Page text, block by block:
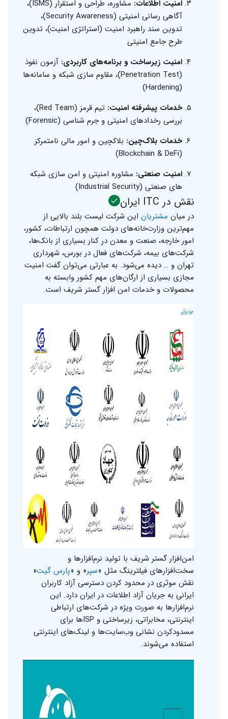
امنیت اطلاعات:
مشاوره، طراحی و استقرار (ISMS)،
آگاهی رسانی امنیتی (Security Awareness)،
تدوین سند راهبرد امنیت (استراتژی امنیت)، تدوین
طرح جامع امنیتی
امنیت زیرساخت و برنامه‌های کاربردی: آزمون نفوذ
(Penetration Test)، مقاوم سازی شبکه و سامانه‌ها
(Hardening)
خدمات پیشرفته امنیت:
تیم قرمز (Red Team)،
بررسی رخدادهای امنیتی و جرم شناسی (Forensic)
خدمات بلاک‌چین: بلاکچین و امور مالی نامتمرکز
(Blockchain & DeFi)
امنیت صنعتی: مشاوره امنیتی و امن سازی شبکه
های صنعتی (Industrial Security)
نقش در ITC ایران
در میان مشتریان این شرکت لیست بلند بالایی از
مهم‌ترین وزارت‌خانه‌های دولت همچون ارتباطات، کشور،
امور خارجه، صنعت و معدن در کنار بسیاری از بانک‌ها،
شرکت‌های بیمه، شرکت‌های فعال در بورس، شهرداری
تهران و … دیده می‌شود. به عبارتی می‌توان گفت امنیت
مجازی بسیاری از ارگان‌های مهم کشور وابسته به
محصولات و خدمات امن افزار گستر شریف است.
امن‌افزار گستر شریف با تولید نرم‌افزارها و
سخت‌افزارهای فیلترینگ مثل «سپر»‌ و «پارس گیت»
نقش موثری در محدود کردن دسترسی آزاد کاربران
ایرانی به جریان آزاد اطلاعات در ایران دارد. این
نرم‌افزارها به صورت ویژه در شرکت‌های ارتباطی
اینترنتی، مخابراتی، زیرساختی و ISPها برای
مسدودکردن نشانی وب‌سایت‌ها و لینک‌های اینترنتی
استفاده می‌شوند.